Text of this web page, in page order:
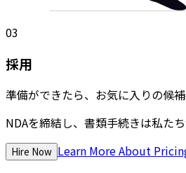
03
採用
準備ができたら、お気に入りの候補
NDAを締結し、書類手続きは私たち
Hire Now Learn More About